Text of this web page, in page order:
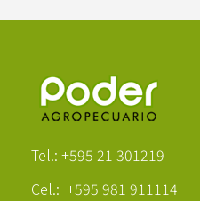
Tel.: +595 21 301219
Cel.: +595 981 911114